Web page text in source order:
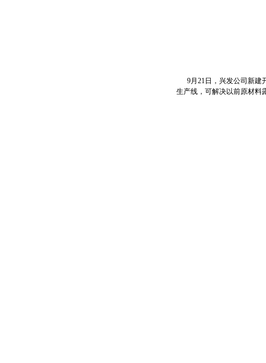
9月21日，兴发公司新建
生产线，可解决以前原材料